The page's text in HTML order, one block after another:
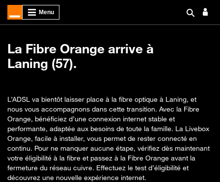
La Fibre Orange arrive à
Laning (57).
L’ADSL va bientôt laisser place à la fibre optique à Laning, et
nous vous accompagnons dans cette transition. Avec la Fibre
Orange, bénéficiez d’une connexion internet stable et
performante, adaptée aux besoins de toute la famille. La Livebox
Orange, facile à installer, vous permet de rester connecté en
continu. Pour ne manquer aucune étape, vérifiez dès maintenant
votre éligibilité à la fibre et passez à la Fibre Orange avant la
fermeture du réseau cuivre. Effectuez le test d’éligibilité et
découvrez une nouvelle expérience internet.